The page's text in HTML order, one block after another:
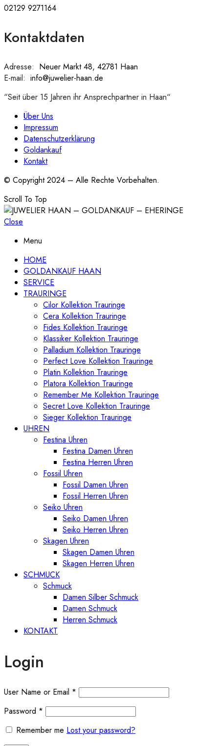
02129 9271164
Kontaktdaten
Adresse: Neuer Markt 48, 42781 Haan
E-mail: info@juwelier-haan.de
“Seit über 15 Jahren ihr Ansprechpartner in Haan“
Über Uns
Impressum
Datenschutzerklärung
Goldankauf
Kontakt
© Copyright 2024 – Alle Rechte Vorbehalten.
Scroll To Top
Close
Menu
HOME
GOLDANKAUF HAAN
SERVICE
TRAURINGE
Cilor Kollektion Trauringe
Cera Kollektion Trauringe
Fides Kollektion Trauringe
Klassiker Kollektion Trauringe
Palladium Kollektion Trauringe
Perfect Love Kollektion Trauringe
Platin Kollektion Trauringe
Platora Kollektion Trauringe
Remember Me Kollektion Trauringe
Secret Love Kollektion Trauringe
Sieger Kollektion Trauringe
UHREN
Festina Uhren
Festina Damen Uhren
Festina Herren Uhren
Fossil Uhren
Fossil Damen Uhren
Fossil Herren Uhren
Seiko Uhren
Seiko Damen Uhren
Seiko Herren Uhren
Skagen Uhren
Skagen Damen Uhren
Skagen Herren Uhren
SCHMUCK
Schmuck
Damen Silber Schmuck
Damen Schmuck
Herren Schmuck
KONTAKT
Login
User Name or Email *
Password *
Remember me Lost your password?